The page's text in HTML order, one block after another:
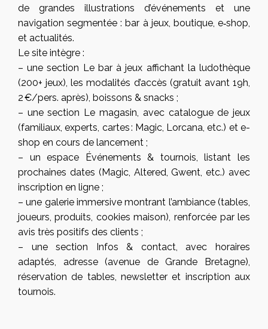
de grandes illustrations d’événements et une
navigation segmentée : bar à jeux, boutique, e‑shop,
et actualités.
Le site intègre :
– une section Le bar à jeux affichant la ludothèque
(200+ jeux), les modalités d’accès (gratuit avant 19h,
2 €/pers. après), boissons & snacks ;
– une section Le magasin, avec catalogue de jeux
(familiaux, experts, cartes : Magic, Lorcana, etc.) et e-
shop en cours de lancement ;
– un espace Événements & tournois, listant les
prochaines dates (Magic, Altered, Gwent, etc.) avec
inscription en ligne ;
– une galerie immersive montrant l’ambiance (tables,
joueurs, produits, cookies maison), renforcée par les
avis très positifs des clients ;
– une section Infos & contact, avec horaires
adaptés, adresse (avenue de Grande Bretagne),
réservation de tables, newsletter et inscription aux
tournois.